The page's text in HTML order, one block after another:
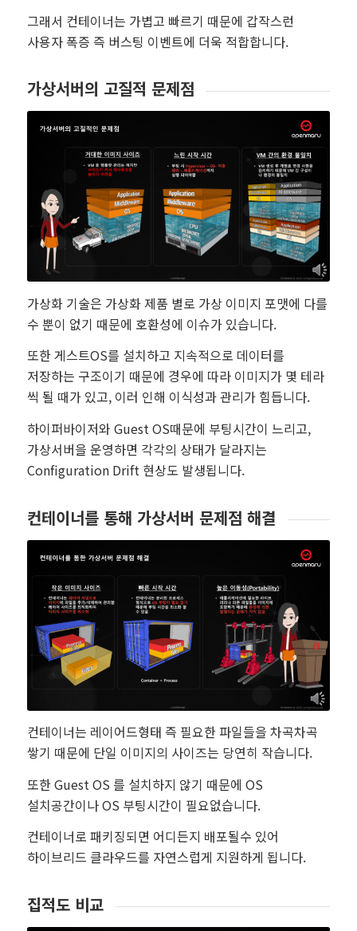
그래서 컨테이너는 가볍고 빠르기 때문에 갑작스런
사용자 폭증 즉 버스팅 이벤트에 더욱 적합합니다.
가상서버의 고질적 문제점
가상화 기술은 가상화 제품 별로 가상 이미지 포맷에 다를
수 뿐이 없기 때문에 호환성에 이슈가 있습니다.
또한 게스트OS를 설치하고 지속적으로 데이터를
저장하는 구조이기 때문에 경우에 따라 이미지가 몇 테라
씩 될 때가 있고, 이러 인해 이식성과 관리가 힘듭니다.
하이퍼바이저와 Guest OS때문에 부팅시간이 느리고,
가상서버을 운영하면 각각의 상태가 달라지는
Configuration Drift 현상도 발생됩니다.
컨테이너를 통해 가상서버 문제점 해결
컨테이너는 레이어드형태 즉 필요한 파일들을 차곡차곡
쌓기 때문에 단일 이미지의 사이즈는 당연히 작습니다.
또한 Guest OS 를 설치하지 않기 때문에 OS
설치공간이나 OS 부팅시간이 필요없습니다.
컨테이너로 패키징되면 어디든지 배포될수 있어
하이브리드 클라우드를 자연스럽게 지원하게 됩니다.
집적도 비교